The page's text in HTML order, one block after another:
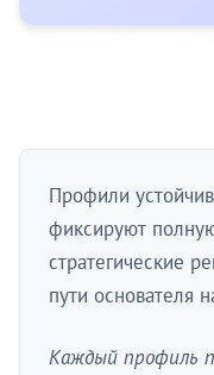
Профили
фиксируют
стратегические
пути основателя
Каждый профиль